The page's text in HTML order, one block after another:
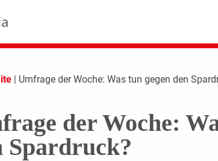
| Umfrage der Woche: Was tun gegen den
der Woche:
Spardruck?